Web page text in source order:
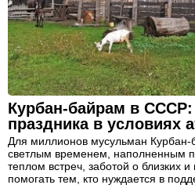
Курбан-байрам в СССР:
праздника в условиях
Для миллионов мусульман Курбан-
светлым временем, наполненным
теплом встреч, заботой о близких
помогать тем, кто нуждается в